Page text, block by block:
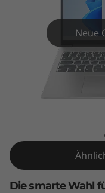
6
Neue
Die smarte Wahl